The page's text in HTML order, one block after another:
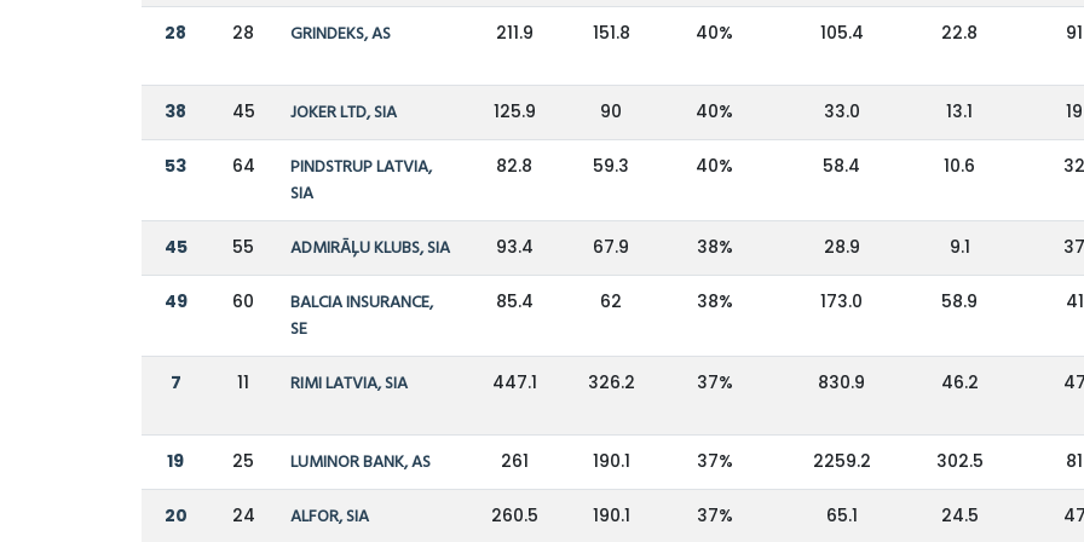
28 28 GRINDEKS, AS 211.9 151.8 40% 105.4 22.8 91
38 45 JOKER LTD, SIA 125.9 90 40% 33.0 13.1 19
53 64
PINDSTRUP LATVIA,
SIA
82.8 59.3 40% 58.4 10.6 32
45 55 ADMIRĀĻU KLUBS, SIA 93.4 67.9 38% 28.9 9.1 37
49 60
BALCIA INSURANCE,
SE
85.4 62 38% 173.0 58.9 41
7 11 RIMI LATVIA, SIA 447.1 326.2 37% 830.9 46.2
19 25 LUMINOR BANK, AS 261 190.1 37% 2259.2 302.5 81
20 24 ALFOR, SIA 260.5 190.1 37% 65.1 24.5